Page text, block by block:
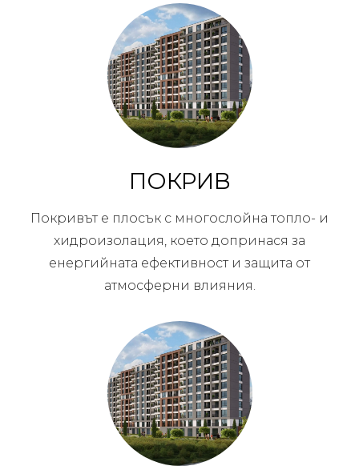
ПОКРИВ
Покривът е плосък с многослойна топло- и
хидроизолация, което допринася за
енергийната ефективност и защита от
атмосферни влияния.